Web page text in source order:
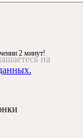
на
2 минут!